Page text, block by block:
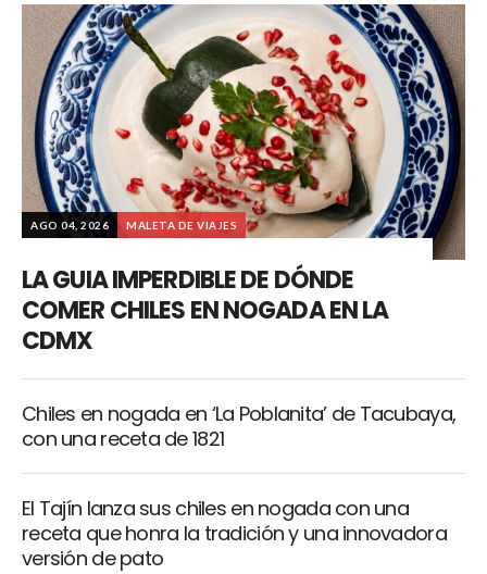
AGO 04, 2026 MALETA DE VIAJES
LA GUIA IMPERDIBLE DE DÓNDE
COMER CHILES EN NOGADA EN LA
CDMX
Chiles en nogada en ‘La Poblanita’ de Tacubaya,
con una receta de 1821
El Tajín lanza sus chiles en nogada con una
receta que honra la tradición y una innovadora
versión de pato